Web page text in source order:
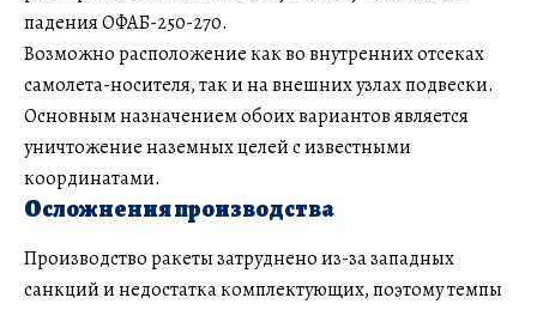
падения ОФАБ-250-270.
Возможно расположение как во внутренних отсеках
самолета-носителя, так и на внешних узлах подвески.
Основным назначением обоих вариантов является
уничтожение наземных целей с известными
координатами.
Осложнения производства
Производство ракеты затруднено из-за западных
санкций и недостатка комплектующих, поэтому темпы